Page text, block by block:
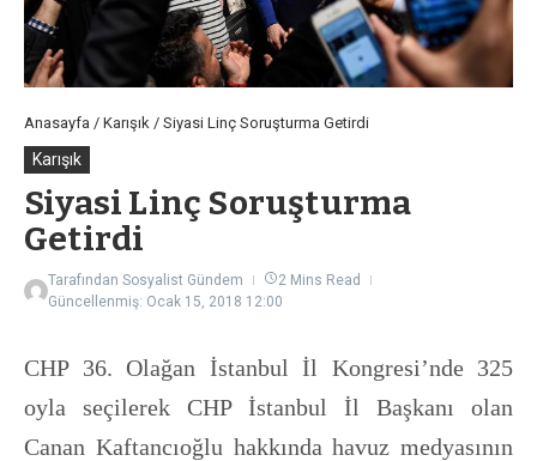
Anasayfa / Karışık / Siyasi Linç Soruşturma Getirdi
Karışık
Siyasi Linç Soruşturma
Getirdi
Tarafından Sosyalist Gündem
2 Mins Read
Güncellenmiş: Ocak 15, 2018 12:00
CHP 36. Olağan İstanbul İl Kongresi’nde 325
oyla seçilerek CHP İstanbul İl Başkanı olan
Canan Kaftancıoğlu hakkında havuz medyasının